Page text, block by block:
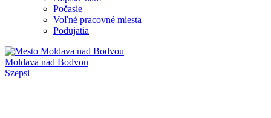
Počasie
Voľné pracovné miesta
Podujatia
Moldava nad Bodvou
Szepsi